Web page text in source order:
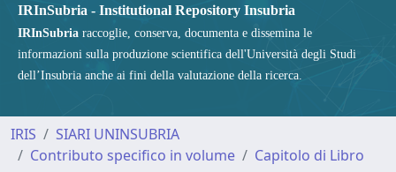
IRInSubria - Institutional Repository Insubria
IRInSubria raccoglie, conserva, documenta e dissemina le
informazioni sulla produzione scientifica dell'Università degli Studi
dell’Insubria anche ai fini della valutazione della ricerca.
IRIS
SIARI UNINSUBRIA
Contributo specifico in volume
Capitolo di Libro